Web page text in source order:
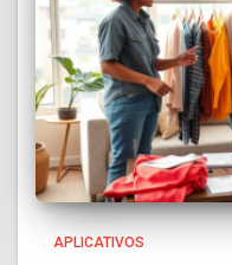
APLICATIVOS